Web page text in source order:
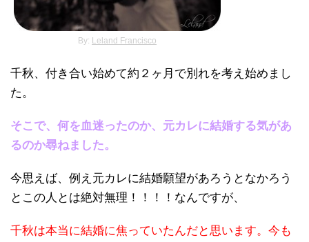
By: Leland Francisco
千秋、付き合い始めて約２ヶ月で別れを考え始めまし
た。
そこで、何を血迷ったのか、元カレに結婚する気があ
るのか尋ねました。
今思えば、例え元カレに結婚願望があろうとなかろう
とこの人とは絶対無理！！！！なんですが、
千秋は本当に結婚に焦っていたんだと思います。今も